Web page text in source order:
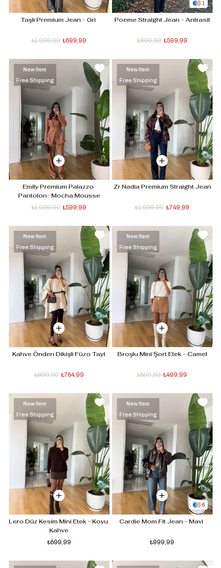
Taşlı Premium Jean - Gri
₺699,99
₺1.099,99
1
Poeme Straight Jean - Antrasit
₺599,99
₺899,99
Emily Premium Palazzo
Pantolon- Mocha Mousse
₺599,99
₺1.099,99
New Item
Free Shipping
Zr Nadia Premium Straight Jean
₺749,99
₺1.099,99
New Item
Free Shipping
Kahve Önden Dikişli Füzo Tayt
₺764,99
₺899,99
New Item
Free Shipping
Broşlu Mini Şort Etek - Camel
₺499,99
₺699,99
New Item
Free Shipping
Lero Düz Kesim Mini Etek - Koyu
Kahve
₺699,99
New Item
Free Shipping
6
Cardie Mom Fit Jean - Mavi
₺999,99
New Item
Free Shipping